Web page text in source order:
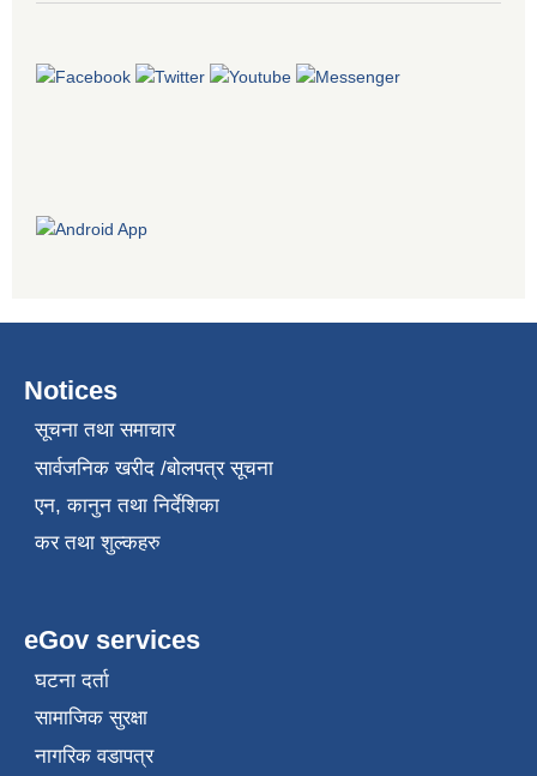
Notices
सूचना तथा समाचार
सार्वजनिक खरीद /बोलपत्र सूचना
एन, कानुन तथा निर्देशिका
कर तथा शुल्कहरु
eGov services
घटना दर्ता
सामाजिक सुरक्षा
नागरिक वडापत्र